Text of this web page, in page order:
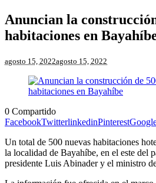
Anuncian la
habitaciones en
agosto 15, 2022agosto 15, 2022
0 Compartido
FacebookTwitterlinkedinPinterest
Un total de 500 nuevas habitaciones
la localidad de Bayahíbe, en el este del
presidente Luis Abinader y el ministro